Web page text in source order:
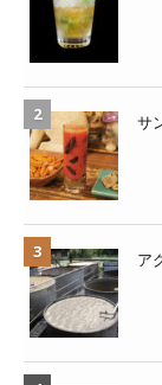
サ
ア